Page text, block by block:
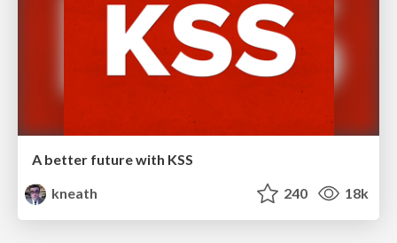
A better future with KSS
kneath
240 18k